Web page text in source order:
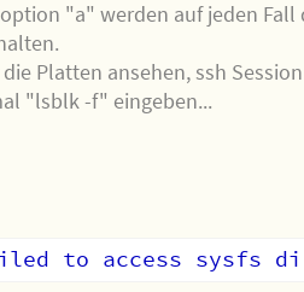
"a" werden auf jeden Fall
Platten ansehen, ssh
"lsblk -f" eingeben...